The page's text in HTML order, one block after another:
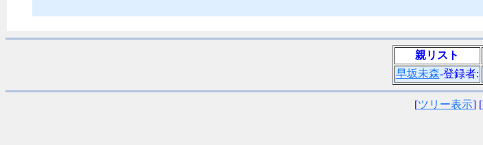
親リスト
早坂未森-登録者:
[ツリー表示] [